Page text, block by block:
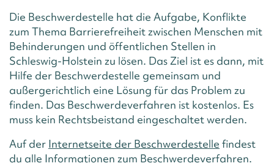
Die Beschwerdestelle hat die Aufgabe, Konflikte
zum Thema Barrierefreiheit zwischen Menschen mit
Behinderungen und öffentlichen Stellen in
Schleswig-Holstein zu lösen. Das Ziel ist es dann, mit
Hilfe der Beschwerdestelle gemeinsam und
außergerichtlich eine Lösung für das Problem zu
finden. Das Beschwerdeverfahren ist kostenlos. Es
muss kein Rechtsbeistand eingeschaltet werden.
Auf der Internetseite der Beschwerdestelle findest
du alle Informationen zum Beschwerdeverfahren.